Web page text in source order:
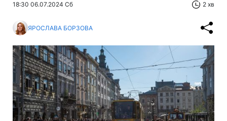
18:30 06.07.2024 Сб 2 хв
ЯРОСЛАВА БОРЗОВА